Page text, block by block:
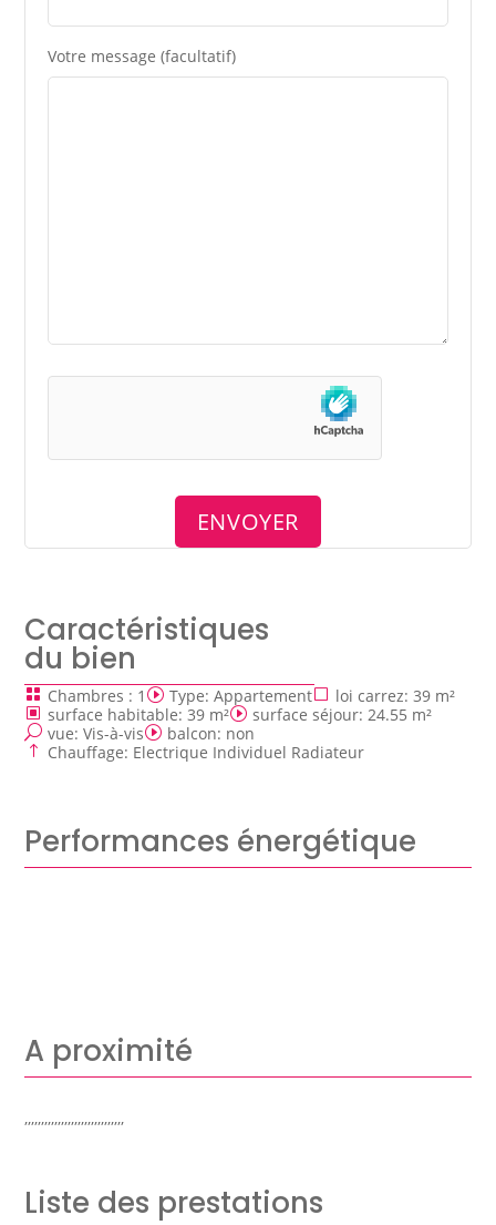
Votre message (facultatif)
Caractéristiques
du bien
Chambres : 1 Type:Appartement loi carrez:39 m²
surface habitable:39 m² surface séjour:24.55 m²
vue:Vis-à-vis balcon: non
Chauffage: Electrique Individuel Radiateur
Performances énergétique
A proximité
,,,,,,,,,,,,,,,,,,,,,,,,,,,,,,
Liste des prestations